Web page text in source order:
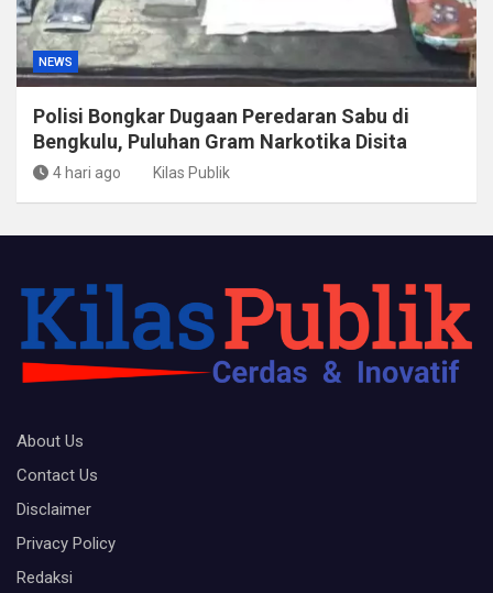
NEWS
Polisi Bongkar Dugaan Peredaran Sabu di
Bengkulu, Puluhan Gram Narkotika Disita
4 hari ago Kilas Publik
About Us
Contact Us
Disclaimer
Privacy Policy
Redaksi